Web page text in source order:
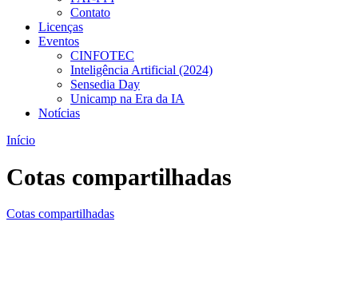
Contato
Licenças
Eventos
CINFOTEC
Inteligência Artificial (2024)
Sensedia Day
Unicamp na Era da IA
Notícias
Início
Cotas compartilhadas
Cotas compartilhadas